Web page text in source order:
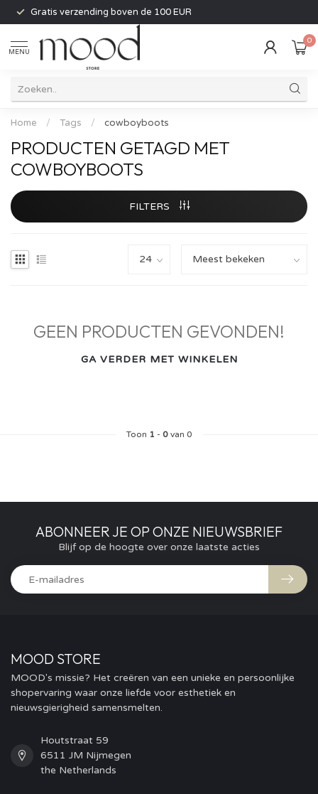
Gratis verzending boven de 100 EUR
MENU
0
Home / Tags / cowboyboots
PRODUCTEN GETAGD MET
COWBOYBOOTS
FILTERS
GEEN PRODUCTEN GEVONDEN!
GA VERDER MET WINKELEN
Toon 1 - 0van 0
ABONNEER JE OP ONZE NIEUWSBRIEF
Blijf op de hoogte over onze laatste acties
MOOD STORE
MOOD's missie? Het creëren van een unieke en persoonlijke
shopervaring waar onze liefde voor esthetiek en
nieuwsgierigheid samensmelten.
Houtstraat 59
6511 JM Nijmegen
the Netherlands